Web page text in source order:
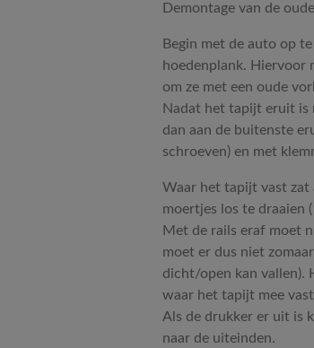
Demontage van de
Begin met de auto op
hoedenplank. Hiervoor
om ze met een oude
Nadat het tapijt eruit is
dan aan de buitenste
schroeven) en met
Waar het tapijt vast zat
moertjes los te draaien
Met de rails eraf moet
moet er dus niet
dicht/open kan vallen).
waar het tapijt mee
Als de drukker er uit is
naar de uiteinden.